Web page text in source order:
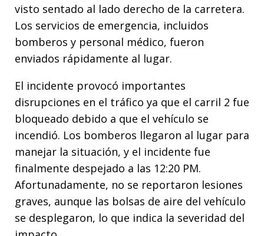
visto sentado al lado derecho de la carretera.
Los servicios de emergencia, incluidos
bomberos y personal médico, fueron
enviados rápidamente al lugar.
El incidente provocó importantes
disrupciones en el tráfico ya que el carril 2 fue
bloqueado debido a que el vehículo se
incendió. Los bomberos llegaron al lugar para
manejar la situación, y el incidente fue
finalmente despejado a las 12:20 PM.
Afortunadamente, no se reportaron lesiones
graves, aunque las bolsas de aire del vehículo
se desplegaron, lo que indica la severidad del